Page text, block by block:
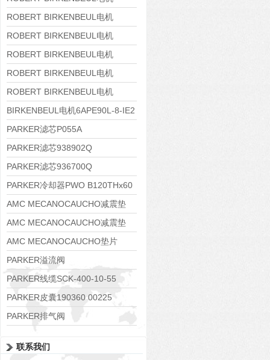
8APE160M-6 IE3
ROBERT BIRKENBEUL电机
8APE160L-4-IE3
ROBERT BIRKENBEUL电机
8APE112M-6K-IE3
ROBERT BIRKENBEUL电机
8APE100L-2 IE3
ROBERT BIRKENBEUL电机
8APE90S-4 IE3
ROBERT BIRKENBEUL电机
8APE80M-2K-IE3
BIRKENBEUL电机6APE90L-8-IE2
PARKER滤芯P055A
PARKER滤芯938902Q
PARKER滤芯936700Q
PARKER冷却器PWO B120THx60
AMC MECANOCAUCHO减震垫
138552
AMC MECANOCAUCHO减震垫
138551
AMC MECANOCAUCHO垫片
608074
PARKER溢流阀
RE06M35W2N1KWXG087
PARKER线缆SCK-400-10-55
PARKER皮囊190360 00225
PARKER排气阀
联系我们